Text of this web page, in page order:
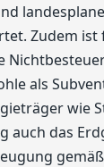
Zudem ist
als
wie
auch das